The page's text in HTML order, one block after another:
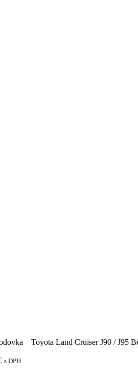
– Toyota Land Cruiser J90 / J95
s DPH